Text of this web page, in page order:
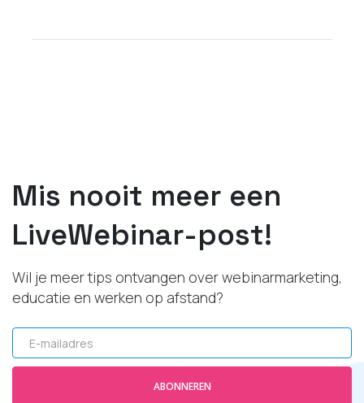
Mis nooit meer een
LiveWebinar-post!
Wil je meer tips ontvangen over webinarmarketing,
educatie en werken op afstand?
E-mailadres
ABONNEREN